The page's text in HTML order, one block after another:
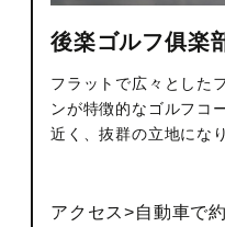
後楽ゴルフ俱楽
フラットで広々とした
ンが特徴的なゴルフコ
近く、抜群の立地にな
アクセス>自動車で